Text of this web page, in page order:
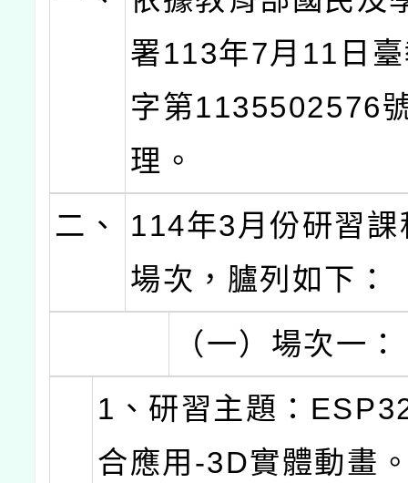
署113年7月11日
字第1135502576
理。
二、
114年3月份研習
場次，臚列如下：
（一）場次一：
1、研習主題：
合應用-3D實體動畫